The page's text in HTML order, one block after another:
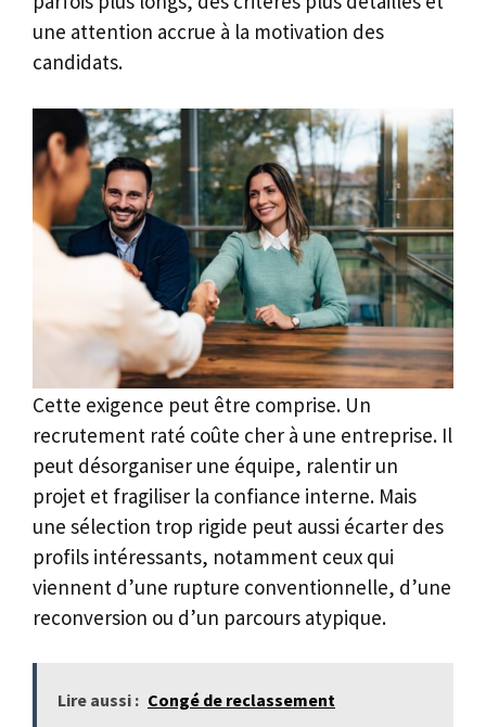
une attention accrue à la motivation des
candidats.
Cette exigence peut être comprise. Un
recrutement raté coûte cher à une entreprise. Il
peut désorganiser une équipe, ralentir un
projet et fragiliser la confiance interne. Mais
une sélection trop rigide peut aussi écarter des
profils intéressants, notamment ceux qui
viennent d’une rupture conventionnelle, d’une
reconversion ou d’un parcours atypique.
Lire aussi : Congé de reclassement